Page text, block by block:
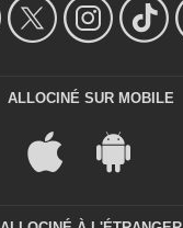
ALLOCINÉ SUR MOBILE